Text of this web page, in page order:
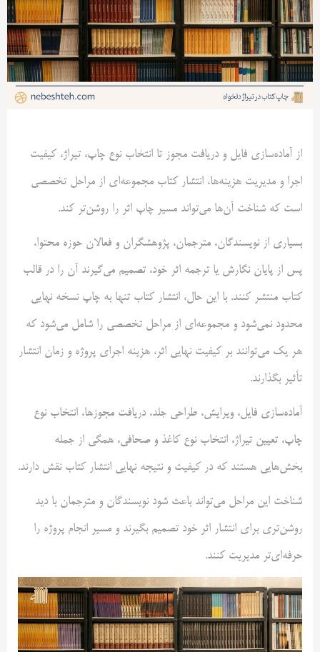
از آماده‌سازی فایل و دریافت مجوز تا انتخاب نوع چاپ، تیراژ، کیفیت
اجرا و مدیریت هزینه‌ها، انتشار کتاب مجموعه‌ای از مراحل تخصصی
است که شناخت آن‌ها می‌تواند مسیر چاپ اثر را روشن‌تر کند.
بسیاری از نویسندگان، مترجمان، پژوهشگران و فعالان حوزه محتوا،
پس از پایان نگارش یا ترجمه اثر خود، تصمیم می‌گیرند آن را در قالب
کتاب منتشر کنند. با این حال، انتشار کتاب تنها به چاپ نسخه نهایی
محدود نمی‌شود و مجموعه‌ای از مراحل تخصصی را شامل می‌شود که
هر یک می‌توانند بر کیفیت نهایی اثر، هزینه اجرای پروژه و زمان انتشار
تأثیر بگذارند.
آماده‌سازی فایل، ویرایش، طراحی جلد، دریافت مجوزها، انتخاب نوع
چاپ، تعیین تیراژ، انتخاب نوع کاغذ و صحافی، همگی از جمله
بخش‌هایی هستند که در کیفیت و نتیجه نهایی انتشار کتاب نقش دارند.
شناخت این مراحل می‌تواند باعث شود نویسندگان و مترجمان با دید
روشن‌تری برای انتشار اثر خود تصمیم بگیرند و مسیر انجام پروژه را
حرفه‌ای‌تر مدیریت کنند.